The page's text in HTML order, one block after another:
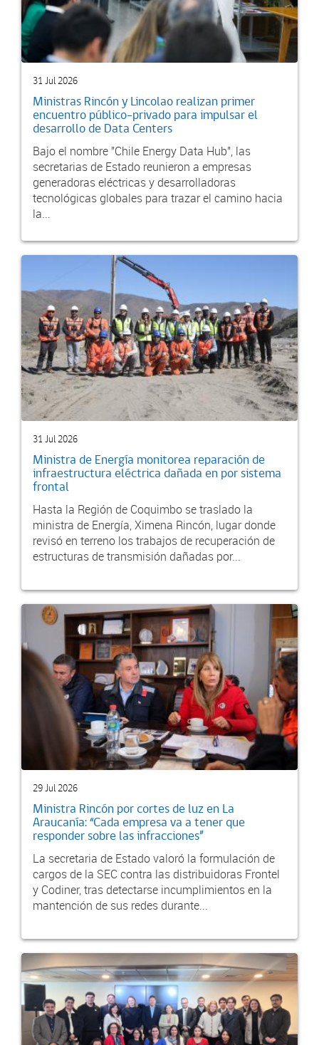
31 Jul 2026
Ministras Rincón y Lincolao realizan primer
encuentro público-privado para impulsar el
desarrollo de Data Centers
Bajo el nombre "Chile Energy Data Hub", las
secretarias de Estado reunieron a empresas
generadoras eléctricas y desarrolladoras
tecnológicas globales para trazar el camino hacia
la...
31 Jul 2026
Ministra de Energía monitorea reparación de
infraestructura eléctrica dañada en por sistema
frontal
Hasta la Región de Coquimbo se traslado la
ministra de Energía, Ximena Rincón, lugar donde
revisó en terreno los trabajos de recuperación de
estructuras de transmisión dañadas por...
29 Jul 2026
Ministra Rincón por cortes de luz en La
Araucanía: “Cada empresa va a tener que
responder sobre las infracciones”
La secretaria de Estado valoró la formulación de
cargos de la SEC contra las distribuidoras Frontel
y Codiner, tras detectarse incumplimientos en la
mantención de sus redes durante...